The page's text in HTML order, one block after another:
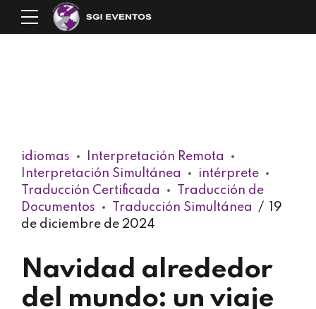
idiomas
Interpretación Remota
Interpretación Simultánea
intérprete
Traducción Certificada
Traducción de
Documentos
Traducción Simultánea
19
de diciembre de 2024
Navidad alrededor
del mundo: un viaje